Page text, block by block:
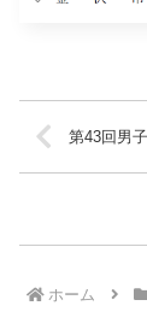
第43回男
ホーム